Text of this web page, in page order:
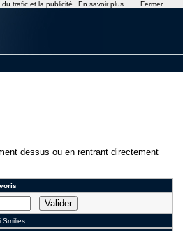
dessus ou en rentrant directement
Smilies
trafic et la publicité En savoir plus Fermer